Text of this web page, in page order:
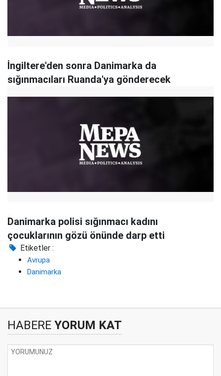
İngiltere'den sonra Danimarka da
sığınmacıları Ruanda'ya gönderecek
Danimarka polisi sığınmacı kadını
çocuklarının gözü önünde darp etti
Etiketler :
Avrupa
Danimarka
HABERE YORUM KAT